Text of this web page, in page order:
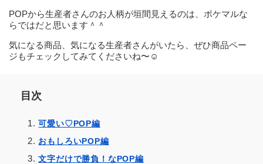
POPから生産者さんのお人柄が垣間見えるのは、ポケマルな
らではだと思います＾＾
気になる商品、気になる生産者さんがいたら、ぜひ商品ペー
ジもチェックしてみてくださいね〜☺️
目次
可愛い♡POP編
おもしろいPOP編
文字だけで勝負！なPOP編